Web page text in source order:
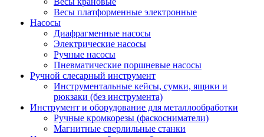
Весы платформенные электронные
Насосы
Диафрагменные насосы
Электрические насосы
Ручные насосы
Пневматические поршневые насосы
Ручной слесарный инструмент
Инструментальные кейсы, сумки, ящики и
рюкзаки (без инструмента)
Инструмент и оборудование для металлообработки
Ручные кромкорезы (фаскосниматели)
Магнитные сверлильные станки